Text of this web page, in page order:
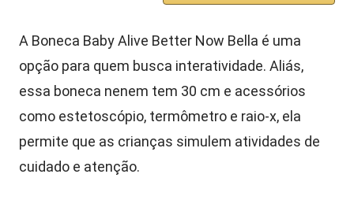
A Boneca Baby Alive Better Now Bella é uma
opção para quem busca interatividade. Aliás,
essa boneca nenem tem 30 cm e acessórios
como estetoscópio, termômetro e raio-x, ela
permite que as crianças simulem atividades de
cuidado e atenção.